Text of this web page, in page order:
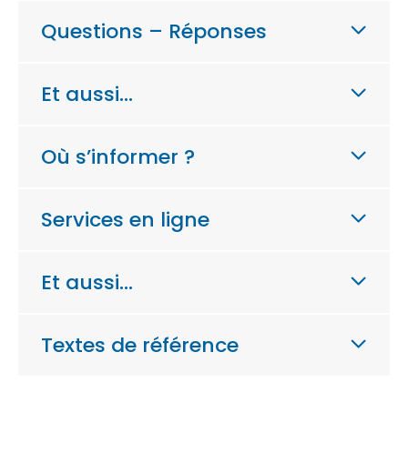
Questions – Réponses
Et aussi…
Où s’informer ?
Services en ligne
Et aussi…
Textes de référence